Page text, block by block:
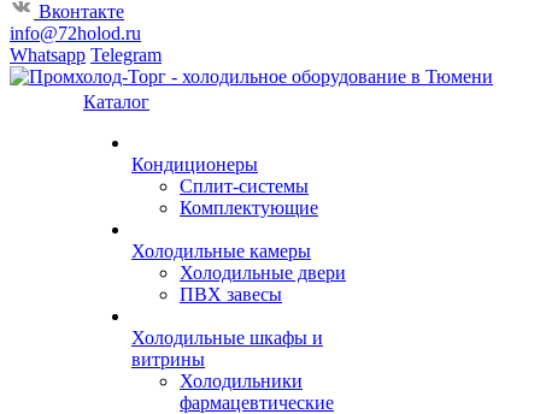
Вконтакте
info@72holod.ru
Whatsapp Telegram
Каталог
Кондиционеры
Сплит-системы
Комплектующие
Холодильные камеры
Холодильные двери
ПВХ завесы
Холодильные шкафы и
витрины
Холодильники
фармацевтические